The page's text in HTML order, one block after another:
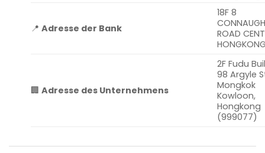
📍 Adresse der Bank
18F 8
ROAD
🏢 Adresse des Unternehmens
2F Fudu
98 Argyle
Mongkok
Kowloon,
Hongkong
(999077)